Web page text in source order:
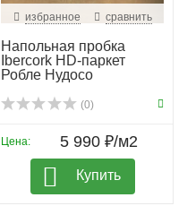
избранное сравнить
Напольная пробка
Ibercork HD-паркет
Робле Нудосо
(0)
Цена: 5 990 ₽/м2
Купить